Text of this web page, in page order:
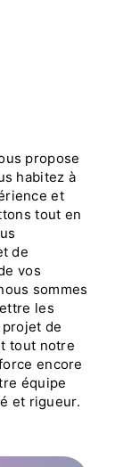
propose
habitez à
et
tout en
de
vos
sommes
les
de
tout notre
encore
équipe
et rigueur.